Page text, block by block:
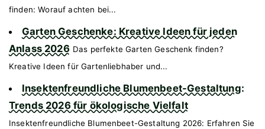
finden: Worauf achten bei...
Garten Geschenke: Kreative Ideen für jeden
Anlass 2026 Das perfekte Garten Geschenk finden?
Kreative Ideen für Gartenliebhaber und...
Insektenfreundliche Blumenbeet-Gestaltung:
Trends 2026 für ökologische Vielfalt
Insektenfreundliche Blumenbeet-Gestaltung 2026: Erfahren Sie